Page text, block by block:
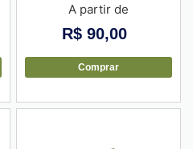
– 10 unid
A partir de
R$90,00
Comprar